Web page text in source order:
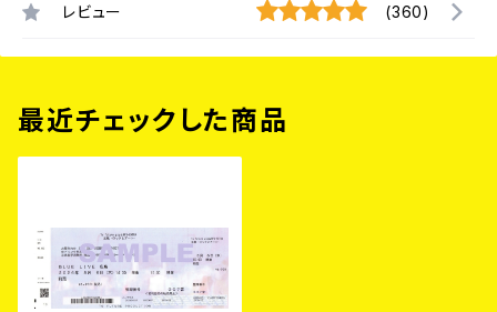
レビュー (360)
最近チェックした商品